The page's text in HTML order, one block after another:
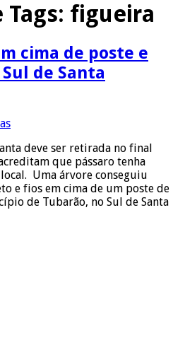
figueira
cima de poste e
de Santa
deve ser retirada no final
que pássaro tenha
Uma árvore conseguiu
e fios em cima de um poste de
de Tubarão, no Sul de Santa